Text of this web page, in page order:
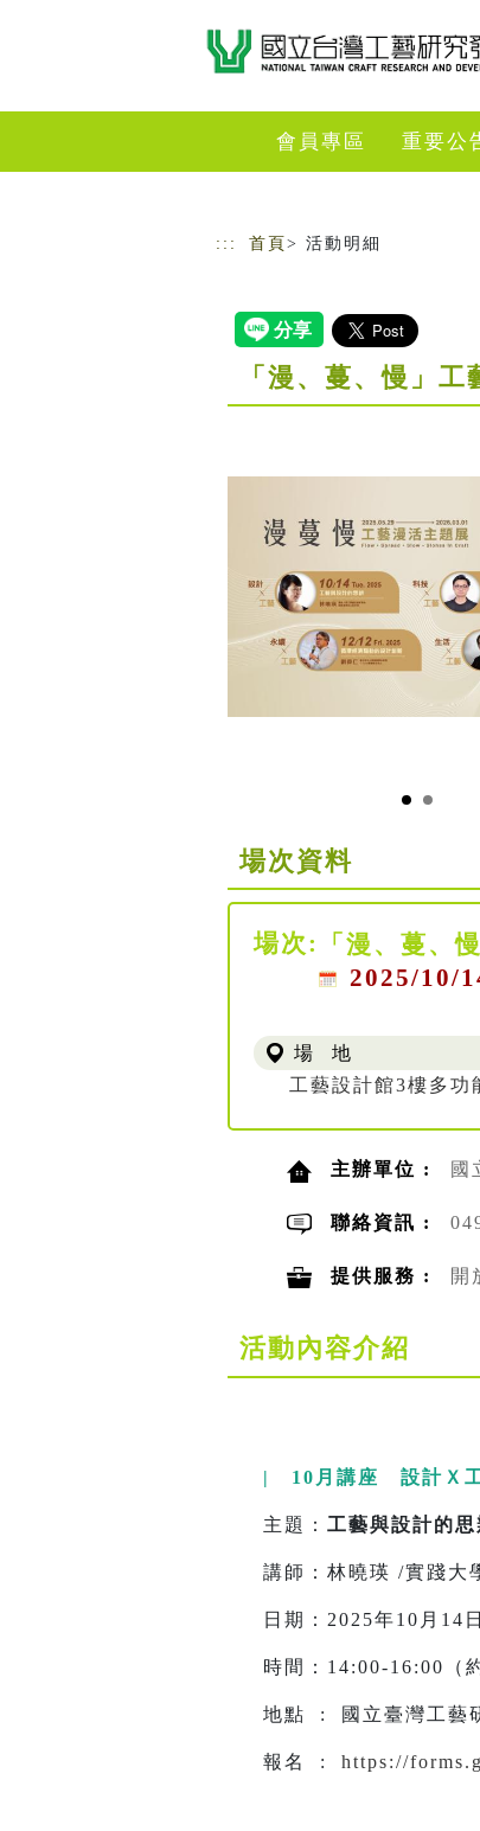
會員專區 重要公
::: 首頁 > 活動明細
「漫、蔓、慢」
場次資料
場次:
「漫、蔓、
2025/10/
場 地
工藝設計館3樓多功
主辦單位 : 國
聯絡資訊 :
提供服務 : 開
活動內容介紹
| 10月講座 設計Ｘ
主題： 工藝與設計的思
講師：林曉瑛 /實踐大
日期：2025年10月14
時間：14:00-16:00（
地點 : 國立臺灣工藝
報名 : https://